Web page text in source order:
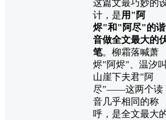
这篇文最巧妙的
计，是用"阿
烬"和"阿尽"的谐
音做全文最大的
笔。柳霜落喊萧
烬"阿烬"、温汐叫
山崖下夫君"阿
尽"——这两个读
音几乎相同的称
呼，是全文最大